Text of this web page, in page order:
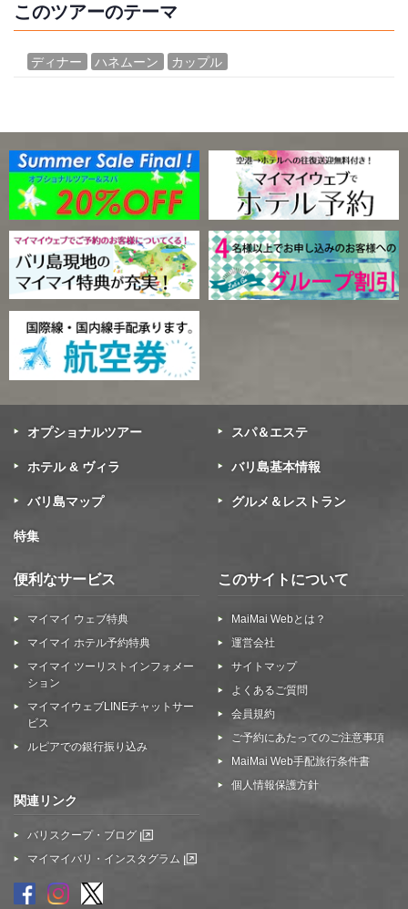
このツアーのテーマ
ディナー ハネムーン カップル
オプショナルツアー スパ＆エステ
ホテル & ヴィラ バリ島基本情報
バリ島マップ グルメ＆レストラン
特集
便利なサービス
マイマイ ウェブ特典
マイマイ ホテル予約特典
マイマイ ツーリストインフォメー
ション
マイマイウェブLINEチャットサー
ビス
ルピアでの銀行振り込み
このサイトについて
MaiMai Webとは？
運営会社
サイトマップ
よくあるご質問
会員規約
ご予約にあたってのご注意事項
MaiMai Web手配旅行条件書
個人情報保護方針
関連リンク
バリスクープ・ブログ
マイマイバリ・インスタグラム